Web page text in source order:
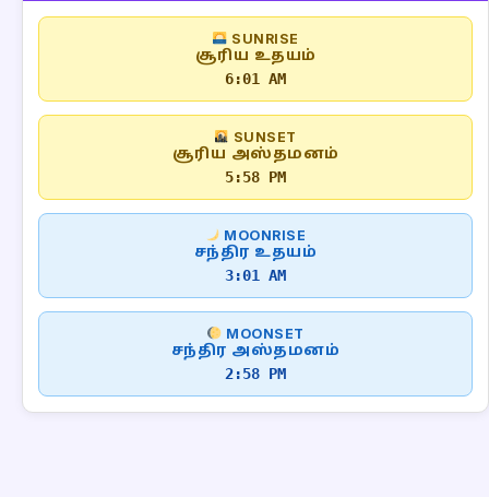
SUNRISE
சூரிய உதயம்
6:01 AM
SUNSET
சூரிய அஸ்தமனம்
5:58 PM
MOONRISE
சந்திர உதயம்
3:01 AM
MOONSET
சந்திர அஸ்தமனம்
2:58 PM